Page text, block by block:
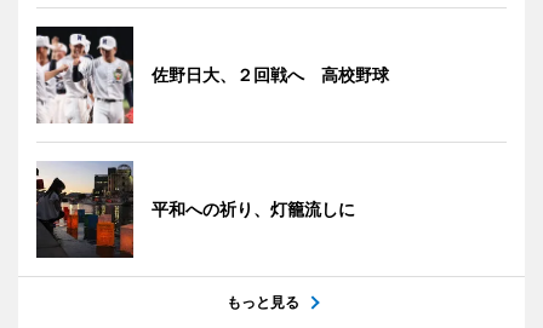
佐野日大、２回戦へ 高校野球
平和への祈り、灯籠流しに
もっと見る